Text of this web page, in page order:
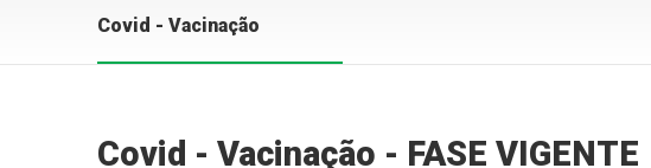
Covid - Vacinação
Covid - Vacinação - FASE VIGENTE